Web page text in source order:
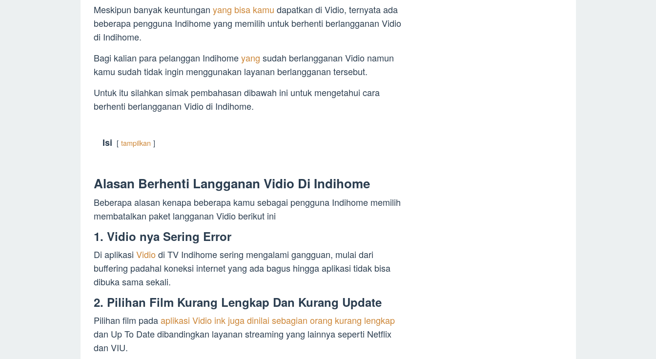
Meskipun banyak keuntungan yang bisa kamu dapatkan di Vidio, ternyata ada
beberapa pengguna Indihome yang memilih untuk berhenti berlangganan Vidio
di Indihome.
Bagi kalian para pelanggan Indihomeyang sudah berlangganan Vidio namun
kamu sudah tidak ingin menggunakan layanan berlangganan tersebut.
Untuk itu silahkan simak pembahasan dibawah ini untuk mengetahui cara
berhenti berlangganan Vidio di Indihome.
Isi tampilkan
Alasan Berhenti Langganan Vidio Di Indihome
Beberapa alasan kenapa beberapa kamu sebagai pengguna Indihome memilih
membatalkan paket langganan Vidio berikut ini
1. Vidio nya Sering Error
Di aplikasi Vidio di TV Indihome sering mengalami gangguan, mulai dari
buffering padahal koneksi internet yang ada bagus hingga aplikasi tidak bisa
dibuka sama sekali.
2. Pilihan Film Kurang Lengkap Dan Kurang Update
Pilihan film padaaplikasi Vidio ink juga dinilai sebagian orang kurang lengkap
dan Up To Date dibandingkan layanan streaming yang lainnya seperti Netflix
dan VIU.